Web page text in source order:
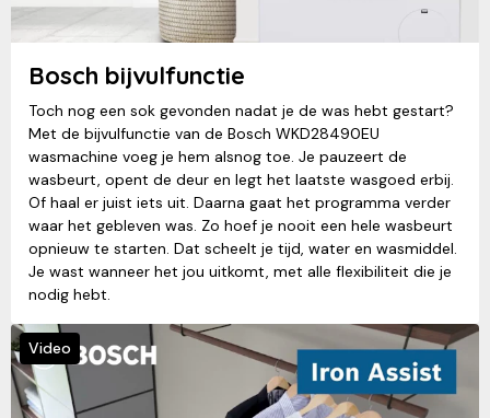
Bosch bijvulfunctie
Toch nog een sok gevonden nadat je de was hebt gestart?
Met de bijvulfunctie van de Bosch WKD28490EU
wasmachine voeg je hem alsnog toe. Je pauzeert de
wasbeurt, opent de deur en legt het laatste wasgoed erbij.
Of haal er juist iets uit. Daarna gaat het programma verder
waar het gebleven was. Zo hoef je nooit een hele wasbeurt
opnieuw te starten. Dat scheelt je tijd, water en wasmiddel.
Je wast wanneer het jou uitkomt, met alle flexibiliteit die je
nodig hebt.
Video